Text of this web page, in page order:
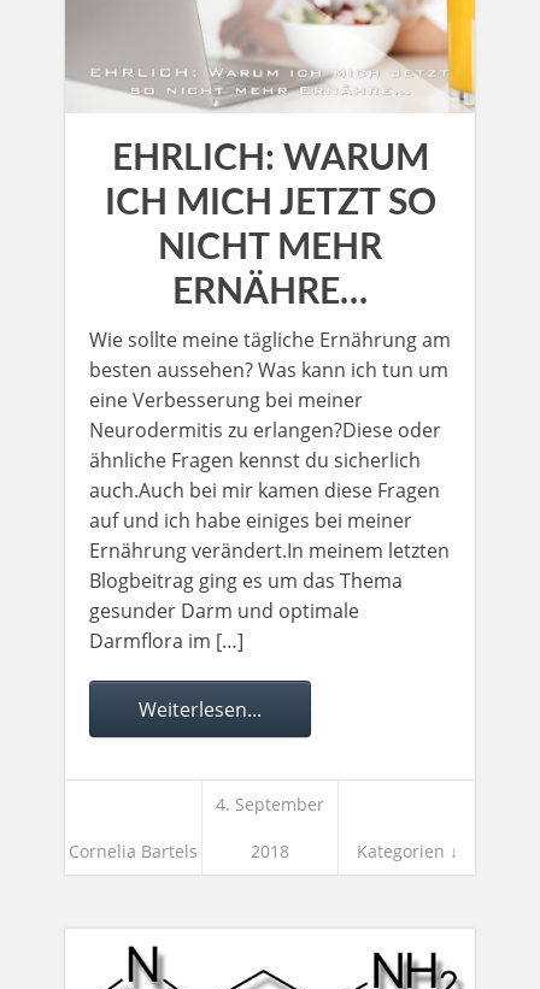
EHRLICH: WARUM
ICH MICH JETZT SO
NICHT MEHR
ERNÄHRE…
Wie sollte meine tägliche Ernährung am
besten aussehen? Was kann ich tun um
eine Verbesserung bei meiner
Neurodermitis zu erlangen?Diese oder
ähnliche Fragen kennst du sicherlich
auch.Auch bei mir kamen diese Fragen
auf und ich habe einiges bei meiner
Ernährung verändert.In meinem letzten
Blogbeitrag ging es um das Thema
gesunder Darm und optimale
Darmflora im […]
Weiterlesen...
Cornelia Bartels
4. September
2018 Kategorien ↓